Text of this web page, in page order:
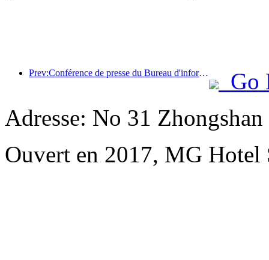
Prev:Conférence de presse du Bureau d'information du Conseil d'État : les recettes des voyages transfrontaliers de mon pays ont augmenté de 42 % au premier semestre de cette année
Go
Adresse: No 31
Ouvert en 2017, MG Hotel